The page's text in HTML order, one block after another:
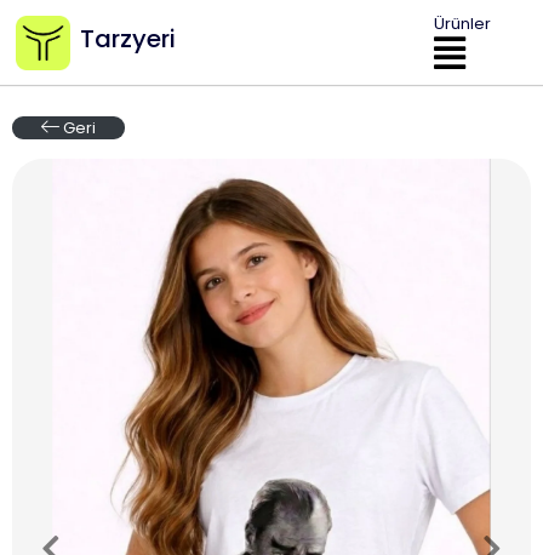
Tarzyeri Ürünler
Geri